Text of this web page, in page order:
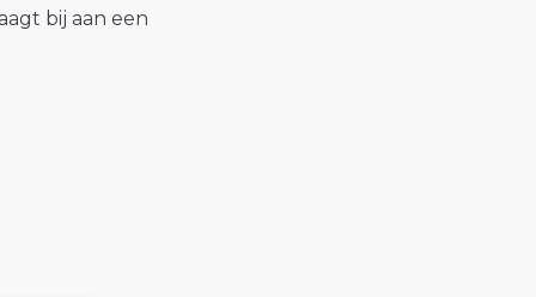
bij aan een